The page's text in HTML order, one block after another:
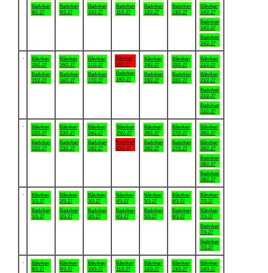
Badviken
8/2-27
Badviken
9/2-27
Badviken
10/2-27
Badviken
11/2-27
Badviken
12/2-27
Badviken
13/2-27
Båtviken
14/2-27
Badviken
14/2-27
Badviken
14/2-27
Båtviken
15/2-27
Badviken
15/2-27
Båtviken
16/2-27
Badviken
16/2-27
Båtviken
17/2-27
Badviken
17/2-27
Båtviken
18/2-27
Badviken
18/2-27
Båtviken
19/2-27
Badviken
19/2-27
Båtviken
20/2-27
Badviken
20/2-27
Båtviken
21/2-27
Båtviken
21/2-27
Badviken
21/2-27
Badviken
21/2-27
Båtviken
22/2-27
Badviken
22/2-27
Båtviken
23/2-27
Badviken
23/2-27
Båtviken
24/2-27
Badviken
24/2-27
Båtviken
25/2-27
Badviken
25/2-27
Båtviken
26/2-27
Badviken
26/2-27
Båtviken
27/2-27
Badviken
27/2-27
Båtviken
28/2-27
Båtviken
28/2-27
Badviken
28/2-27
Badviken
28/2-27
Båtviken
1/3-27
Badviken
1/3-27
Båtviken
2/3-27
Badviken
2/3-27
Båtviken
3/3-27
Badviken
3/3-27
Båtviken
4/3-27
Badviken
4/3-27
Båtviken
5/3-27
Badviken
5/3-27
Båtviken
6/3-27
Badviken
6/3-27
Båtviken
7/3-27
Båtviken
7/3-27
Badviken
7/3-27
Badviken
7/3-27
Båtviken
8/3-27
Båtviken
9/3-27
Båtviken
10/3-27
Båtviken
11/3-27
Båtviken
12/3-27
Båtviken
13/3-27
Båtviken
14/3-27